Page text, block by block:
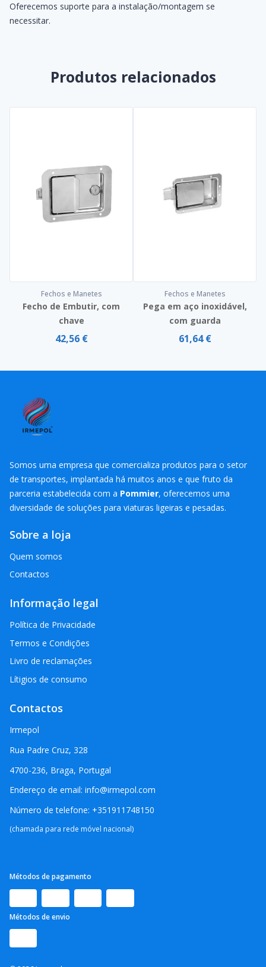
Oferecemos suporte para a instalação/montagem se
necessitar.
Produtos relacionados
Fechos e Manetes
Fecho de Embutir, com
chave
42,56 €
Fechos e Manetes
Pega em aço inoxidável,
com guarda
61,64 €
Somos uma empresa que comercializa produtos para o setor
de transportes, implantada há muitos anos e que fruto da
parceria estabelecida com a Pommier, oferecemos uma
diversidade de soluções para viaturas ligeiras e pesadas.
Sobre a loja
Quem somos
Contactos
Informação legal
Política de Privacidade
Termos e Condições
Livro de reclamações
Lítigios de consumo
Contactos
Irmepol
Rua Padre Cruz, 328
4700-236, Braga, Portugal
Endereço de email: info@irmepol.com
Número de telefone: +351911748150
(chamada para rede móvel nacional)
Métodos de pagamento
Métodos de envio